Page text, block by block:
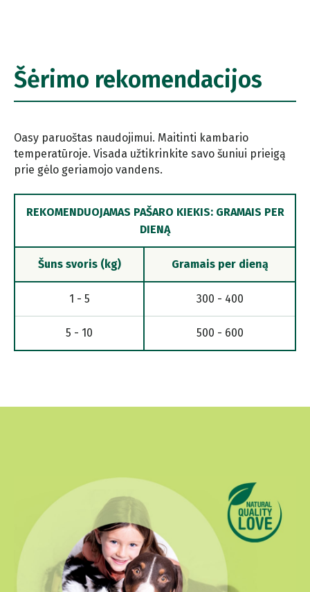
Šėrimo rekomendacijos
Oasy paruoštas naudojimui. Maitinti kambario
temperatūroje. Visada užtikrinkite savo šuniui prieigą
prie gėlo geriamojo vandens.
REKOMENDUOJAMAS PAŠARO KIEKIS: GRAMAIS PER
DIENĄ
Šuns svoris (kg) Gramais per dieną
1 - 5 300 - 400
5 - 10 500 - 600